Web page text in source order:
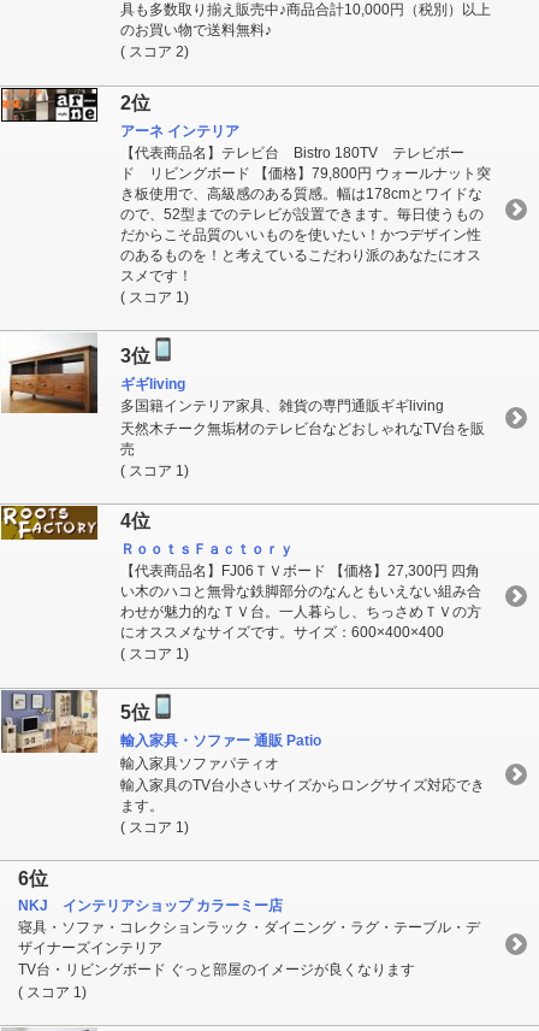
具も多数取り揃え販売中♪商品合計10,000円（税別）以上
のお買い物で送料無料♪
( スコア 2)
2位
アーネ インテリア
【代表商品名】テレビ台 Bistro 180TV テレビボー
ド リビングボード 【価格】79,800円 ウォールナット突
き板使用で、高級感のある質感。幅は178cmとワイドな
ので、52型までのテレビが設置できます。毎日使うもの
だからこそ品質のいいものを使いたい！かつデザイン性
のあるものを！と考えているこだわり派のあなたにオス
スメです！
( スコア 1)
3位
ギギliving
多国籍インテリア家具、雑貨の専門通販ギギliving
天然木チーク無垢材のテレビ台などおしゃれなTV台を販
売
( スコア 1)
4位
ＲｏｏｔｓＦａｃｔｏｒｙ
【代表商品名】FJ06ＴＶボード 【価格】27,300円 四角
い木のハコと無骨な鉄脚部分のなんともいえない組み合
わせが魅力的なＴＶ台。一人暮らし、ちっさめＴＶの方
にオススメなサイズです。サイズ：600×400×400
( スコア 1)
5位
輸入家具・ソファー 通販 Patio
輸入家具ソファパティオ
輸入家具のTV台小さいサイズからロングサイズ対応でき
ます。
( スコア 1)
6位
NKJ インテリアショップ カラーミー店
寝具・ソファ・コレクションラック・ダイニング・ラグ・テーブル・デ
ザイナーズインテリア
TV台・リビングボード ぐっと部屋のイメージが良くなります
( スコア 1)